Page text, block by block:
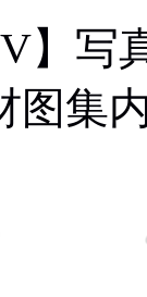
】写
图集